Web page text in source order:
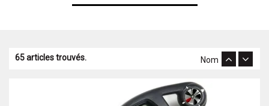
65 articles trouvés. Nom